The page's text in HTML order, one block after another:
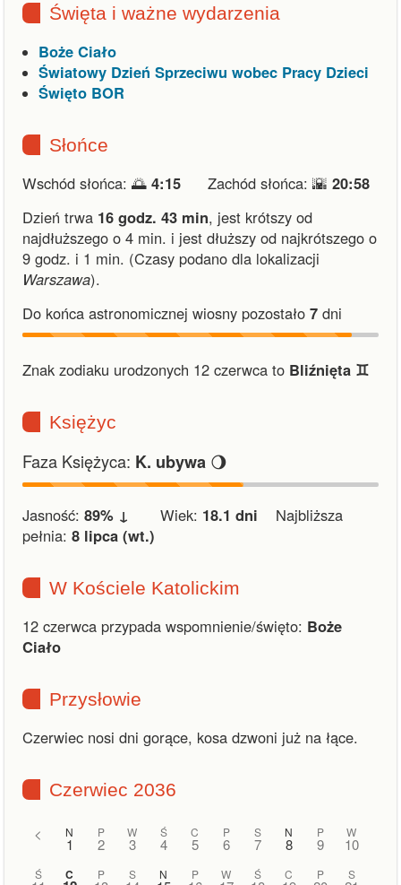
Święta i ważne wydarzenia
Boże Ciało
Światowy Dzień Sprzeciwu wobec Pracy Dzieci
Święto BOR
Słońce
Wschód słońca: 🌅 4:15 Zachód słońca: 🌇 20:58
Dzień trwa 16 godz. 43 min, jest krótszy od
najdłuższego o 4 min. i jest dłuższy od najkrótszego o
9 godz. i 1 min. (Czasy podano dla lokalizacji
Warszawa).
Do końca astronomicznej wiosny pozostało 7 dni
Znak zodiaku urodzonych 12 czerwca to Bliźnięta ♊︎
Księżyc
Faza Księżyca: K. ubywa 🌖
Jasność: 89% ↓ Wiek: 18.1 dni Najbliższa
pełnia: 8 lipca (wt.)
W Kościele Katolickim
12 czerwca przypada wspomnienie/święto: Boże
Ciało
Przysłowie
Czerwiec nosi dni gorące, kosa dzwoni już na łące.
Czerwiec 2036
< N
1
P
2
W
3
Ś
4
C
5
P
6
S
7
N
8
P
9
W
10
Ś C P S N P W Ś C P S